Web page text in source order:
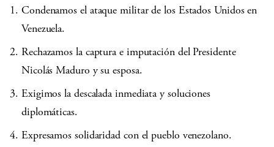
Condenamos el ataque militar de los Estados Unidos en
Venezuela.
Rechazamos la captura e imputación del Presidente
Nicolás Maduro y su esposa.
Exigimos la descalada inmediata y soluciones
diplomáticas.
Expresamos solidaridad con el pueblo venezolano.